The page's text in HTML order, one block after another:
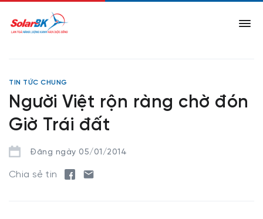
TIN TỨC CHUNG
Người Việt rộn ràng chờ đón
Giờ Trái đất
Đăng ngày 05/01/2014
Chia sẻ tin